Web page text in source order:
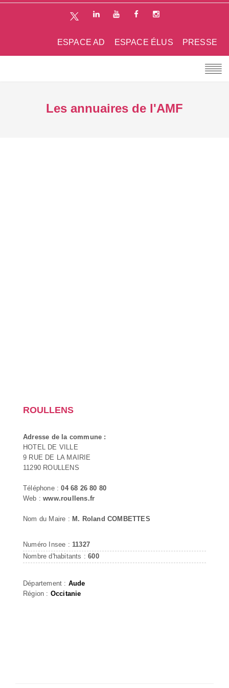
PRESSE
ESPACE ÉLUS
ESPACE AD
Les annuaires de l'AMF
ROULLENS
Adresse de la commune :
HOTEL DE VILLE
9 RUE DE LA MAIRIE
11290 ROULLENS
Téléphone :04 68 26 80 80
Web :www.roullens.fr
Nom du Maire : M. Roland COMBETTES
Numéro Insee : 11327
Nombre d'habitants :600
Département : Aude
Région : Occitanie